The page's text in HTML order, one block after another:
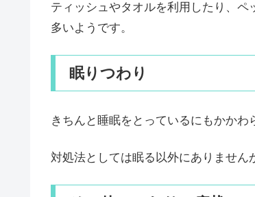
ティッシュやタオルを利用したり、
多いようです。
眠りつわり
きちんと睡眠をとっているにもかかわ
対処法としては眠る以外にありません